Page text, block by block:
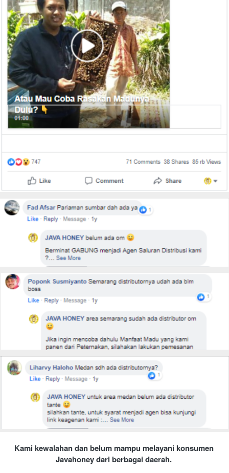
Kami kewalahan dan belum mampu melayani konsumen
Javahoney dari berbagai daerah.